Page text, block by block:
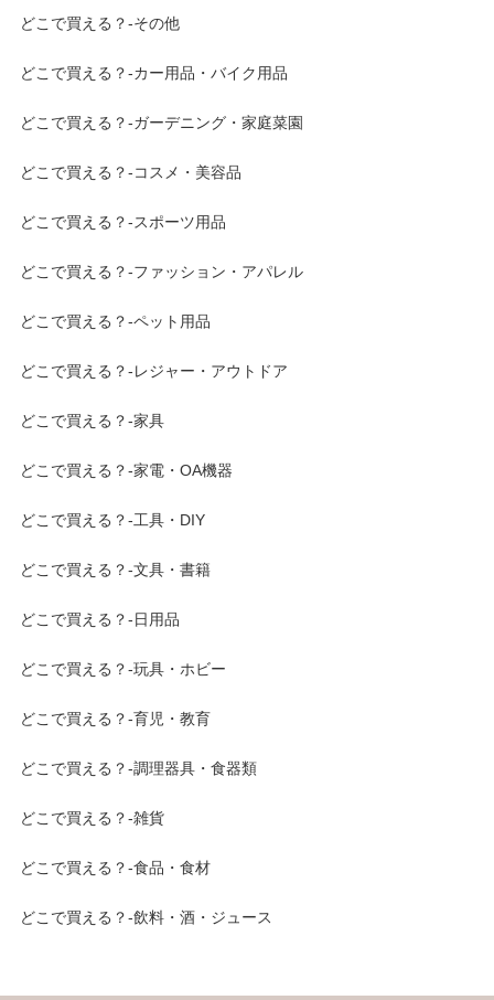
どこで買える？-その他
どこで買える？-カー用品・バイク用品
どこで買える？-ガーデニング・家庭菜園
どこで買える？-コスメ・美容品
どこで買える？-スポーツ用品
どこで買える？-ファッション・アパレル
どこで買える？-ペット用品
どこで買える？-レジャー・アウトドア
どこで買える？-家具
どこで買える？-家電・OA機器
どこで買える？-工具・DIY
どこで買える？-文具・書籍
どこで買える？-日用品
どこで買える？-玩具・ホビー
どこで買える？-育児・教育
どこで買える？-調理器具・食器類
どこで買える？-雑貨
どこで買える？-食品・食材
どこで買える？-飲料・酒・ジュース